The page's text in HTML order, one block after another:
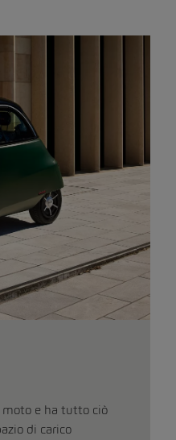
moto e ha tutto ciò
di carico